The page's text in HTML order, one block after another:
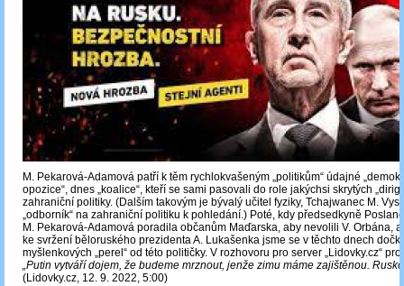
M. Pekarová-Adamová patří k těm rychlokvašeným „politikům“ údajné
opozice“, dnes „koalice“, kteří se sami pasovali do role jakýchsi skrytých
zahraniční politiky. (Dalším takovým je bývalý učitel fyziky, Tchajwanec M.
„odborník“ na zahraniční politiku k pohledání.) Poté, kdy předsedkyně
M. Pekarová-Adamová poradila občanům Maďarska, aby nevolili V. Orbána,
ke svržení běloruského prezidenta A. Lukašenka jsme se v těchto dnech
myšlenkových „perel“ od této političky. V rozhovoru pro server „Lidovky.cz“
„Putin vytváří dojem, že budeme mrznout, jenže zimu máme zajištěnou.
(Lidovky.cz, 12. 9. 2022, 5:00)